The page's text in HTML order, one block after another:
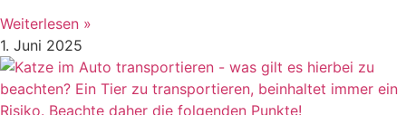
Weiterlesen »
1. Juni 2025